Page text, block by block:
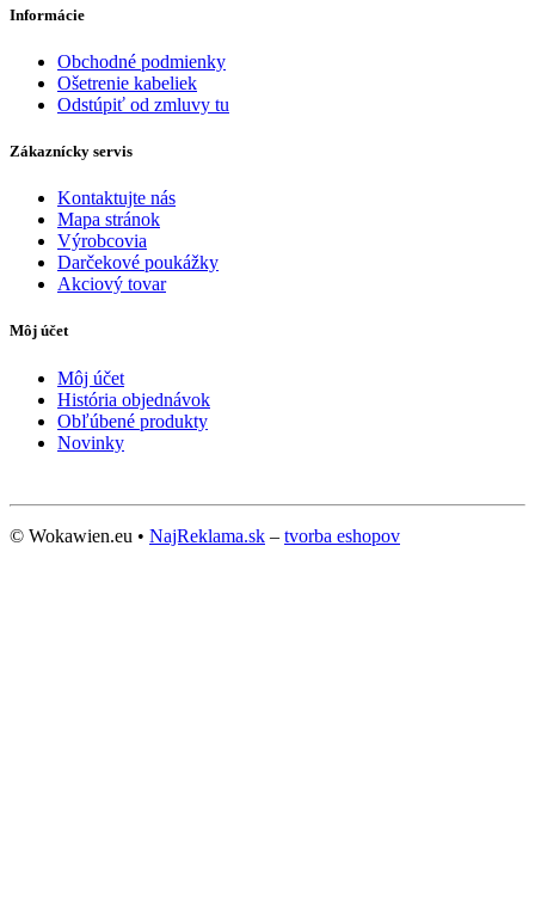
Informácie
Obchodné podmienky
Ošetrenie kabeliek
Odstúpiť od zmluvy tu
Zákaznícky servis
Kontaktujte nás
Mapa stránok
Výrobcovia
Darčekové poukážky
Akciový tovar
Môj účet
Môj účet
História objednávok
Obľúbené produkty
Novinky
© Wokawien.eu • NajReklama.sk – tvorba eshopov